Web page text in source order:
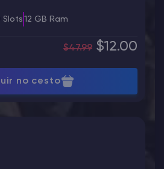
Slots 12 GB Ram
$47.99 $12.00
no cesto